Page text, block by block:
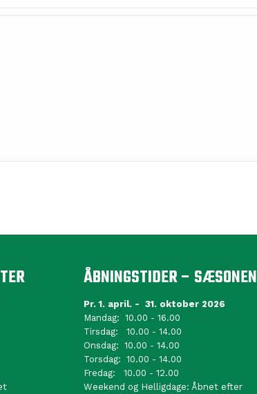
ÅBNINGSTIDER – SÆSONEN
Pr. 1. april. - 31. oktober 2026
Mandag: 10.00 - 16.00
Tirsdag: 10.00 - 14.00
Onsdag: 10.00 - 14.00
Torsdag: 10.00 - 14.00
Fredag: 10.00 - 12.00
Weekend og Helligdage: Åbnet efter